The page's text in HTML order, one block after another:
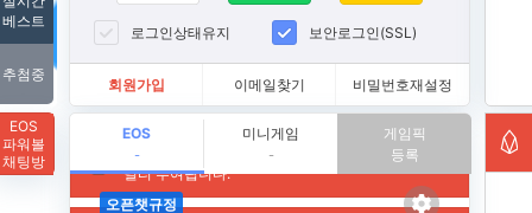
로그인상태유지 보안로그인(SSL)
회원가입 이메일찾기 비밀번호재설정
EOS
-
미니게임
-
게임픽
등록
베스트
추첨중
EOS
파워볼
채팅방